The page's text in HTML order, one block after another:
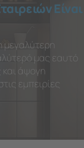
Είναι
μεγαλύτερη
μας εαυτό
και άψογη
εμπειρίες